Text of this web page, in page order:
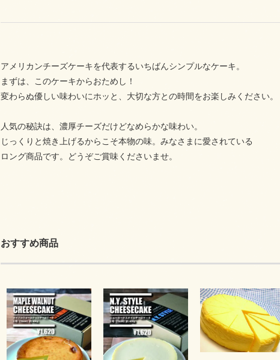
アメリカンチーズケーキを代表するいちばんシンプルなケーキ。
まずは、このケーキからおためし！
変わらぬ優しい味わいにホッと、大切な方との時間をお楽しみください。
人気の秘訣は、濃厚チーズだけどなめらかな味わい。
じっくりと焼き上げるからこそ本物の味。みなさまに愛されている
ロング商品です。どうぞご賞味くださいませ。
おすすめ商品